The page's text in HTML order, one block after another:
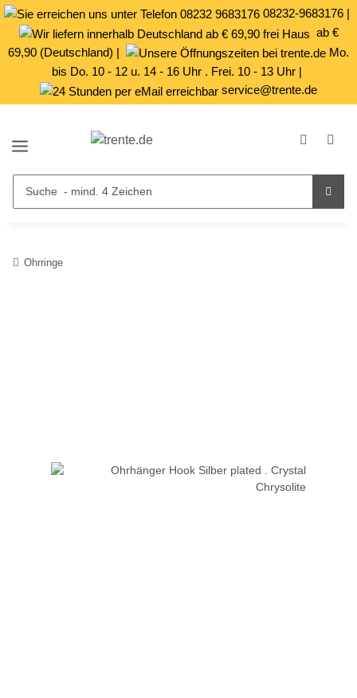
08232-9683176 |
ab €
69,90 (Deutschland) |
Mo.
bis Do. 10 - 12 u. 14 - 16 Uhr . Frei. 10 - 13 Uhr |
service@trente.de
Ohrringe